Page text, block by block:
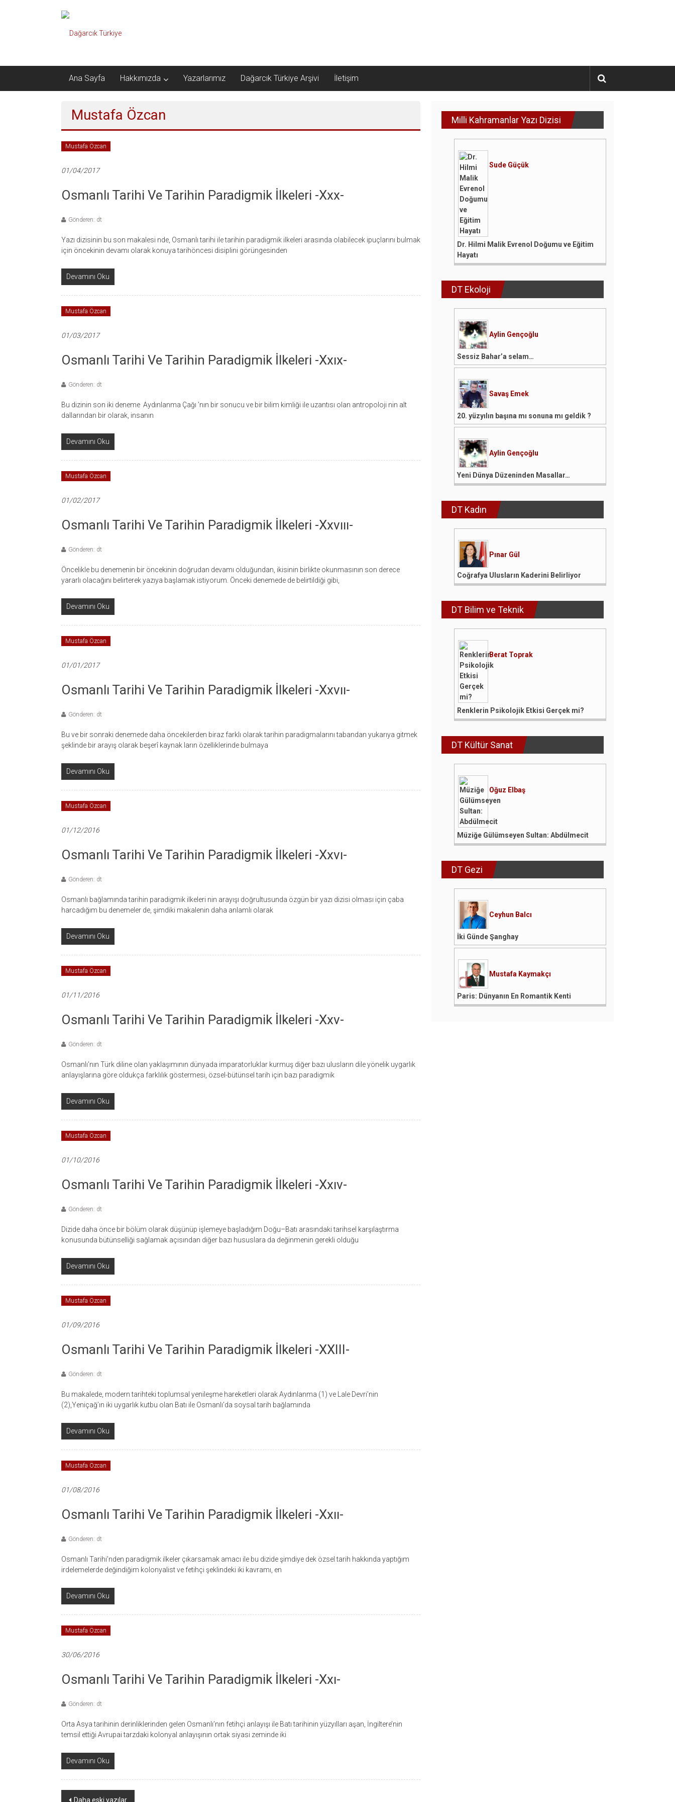
Dağarcık
Türkiye
Türkiye
Cumhuriyeti…
Ana Sayfa Hakkımızda Yazarlarımız Dağarcık Türkiye Arşivi İletişim
Mustafa Özcan
Mustafa Özcan
01/04/2017
Osmanlı Tarihi Ve Tarihin Paradigmik İlkeleri -xxx-
Gönderen: dt
Yazı dizisinin bu son makalesi nde, Osmanlı tarihi ile tarihin paradigmik ilkeleri arasında olabilecek ipuçlarını bulmak
için öncekinin devamı olarak konuya tarihöncesi disiplini görüngesinden
Devamını Oku
Mustafa Özcan
01/03/2017
Osmanlı Tarihi Ve Tarihin Paradigmik İlkeleri -xxıx-
Gönderen: dt
Bu dizinin son iki deneme Aydınlanma Çağı ’nın bir sonucu ve bir bilim kimliği ile uzantısı olan antropoloji nin alt
dallarından bir olarak, insanın
Devamını Oku
Mustafa Özcan
01/02/2017
Osmanlı Tarihi Ve Tarihin Paradigmik İlkeleri -xxvııı-
Gönderen: dt
Öncelikle bu denemenin bir öncekinin doğrudan devamı olduğundan, ikisinin birlikte okunmasının son derece
yararlı olacağını belirterek yazıya başlamak istiyorum. Önceki denemede de belirtildiği gibi,
Devamını Oku
Mustafa Özcan
01/01/2017
Osmanlı Tarihi Ve Tarihin Paradigmik İlkeleri -xxvıı-
Gönderen: dt
Bu ve bir sonraki denemede daha öncekilerden biraz farklı olarak tarihin paradigmalarını tabandan yukarıya gitmek
şeklinde bir arayış olarak beşerî kaynak ların özelliklerinde bulmaya
Devamını Oku
Mustafa Özcan
01/12/2016
Osmanlı Tarihi Ve Tarihin Paradigmik İlkeleri -xxvı-
Gönderen: dt
Osmanlı bağlamında tarihin paradigmik ilkeleri nin arayışı doğrultusunda özgün bir yazı dizisi olması için çaba
harcadığım bu denemeler de, şimdiki makalenin daha anlamlı olarak
Devamını Oku
Mustafa Özcan
01/11/2016
Osmanlı Tarihi Ve Tarihin Paradigmik İlkeleri -xxv-
Gönderen: dt
Osmanlı’nın Türk diline olan yaklaşımının dünyada imparatorluklar kurmuş diğer bazı ulusların dile yönelik uygarlık
anlayışlarına göre oldukça farklılık göstermesi, özsel-bütünsel tarih için bazı paradigmik
Devamını Oku
Mustafa Özcan
01/10/2016
Osmanlı Tarihi Ve Tarihin Paradigmik İlkeleri -xxıv-
Gönderen: dt
Dizide daha önce bir bölüm olarak düşünüp işlemeye başladığım Doğu–Batı arasındaki tarihsel karşılaştırma
konusunda bütünselliği sağlamak açısından diğer bazı hususlara da değinmenin gerekli olduğu
Devamını Oku
Mustafa Özcan
01/09/2016
Osmanlı Tarihi Ve Tarihin Paradigmik İlkeleri -XXIII-
Gönderen: dt
Bu makalede, modern tarihteki toplumsal yenileşme hareketleri olarak Aydınlanma (1) ve Lale Devri’nin
(2),Yeniçağ’ın iki uygarlık kutbu olan Batı ile Osmanlı’da soysal tarih bağlamında
Devamını Oku
Mustafa Özcan
01/08/2016
Osmanlı Tarihi Ve Tarihin Paradigmik İlkeleri -xxıı-
Gönderen: dt
Osmanlı Tarihi’nden paradigmik ilkeler çıkarsamak amacı ile bu dizide şimdiye dek özsel tarih hakkında yaptığım
irdelemelerde değindiğim kolonyalist ve fetihçi şeklindeki iki kavramı, en
Devamını Oku
Mustafa Özcan
30/06/2016
Osmanlı Tarihi Ve Tarihin Paradigmik İlkeleri -xxı-
Gönderen: dt
Orta Asya tarihinin derinliklerinden gelen Osmanlı’nın fetihçi anlayışı ile Batı tarihinin yüzyılları aşan, İngiltere’nin
temsil ettiği Avrupai tarzdaki kolonyal anlayışının ortak siyasi zeminde iki
Devamını Oku
Yazı
Daha eski yazılar
Milli Kahramanlar Yazı Dizisi
Sude Güçük
Dr. Hilmi Malik Evrenol Doğumu ve Eğitim
Hayatı
DT Ekoloji
Aylin Gençoğlu
Sessiz Bahar’a selam…
Savaş Emek
20. yüzyılın başına mı sonuna mı geldik ?
Aylin Gençoğlu
Yeni Dünya Düzeninden Masallar…
DT Kadın
Pınar Gül
Coğrafya Ulusların Kaderini Belirliyor
DT Bilim ve Teknik
Berat Toprak
Renklerin Psikolojik Etkisi Gerçek mi?
DT Kültür Sanat
Oğuz Elbaş
Müziğe Gülümseyen Sultan: Abdülmecit
DT Gezi
Ceyhun Balcı
İki Günde Şanghay
Mustafa Kaymakçı
Paris: Dünyanın En Romantik Kenti